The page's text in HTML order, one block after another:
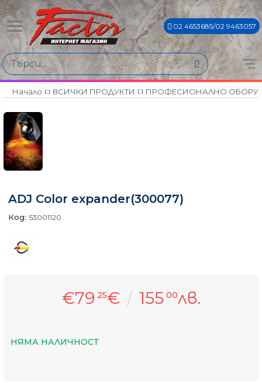
02 4653685/02 9463057
Начало ВСИЧКИ ПРОДУКТИ ПРОФЕСИОНАЛНО
ADJ Color expander(300077)
Код: 53001120
€79 25€ 155 00лв.
НЯМА НАЛИЧНОСТ